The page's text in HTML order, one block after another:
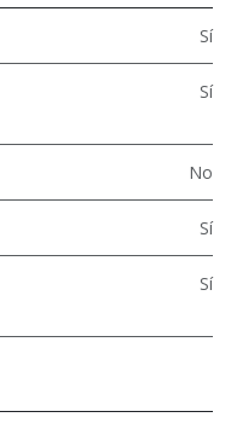
Sí
Sí
No
Sí
Sí